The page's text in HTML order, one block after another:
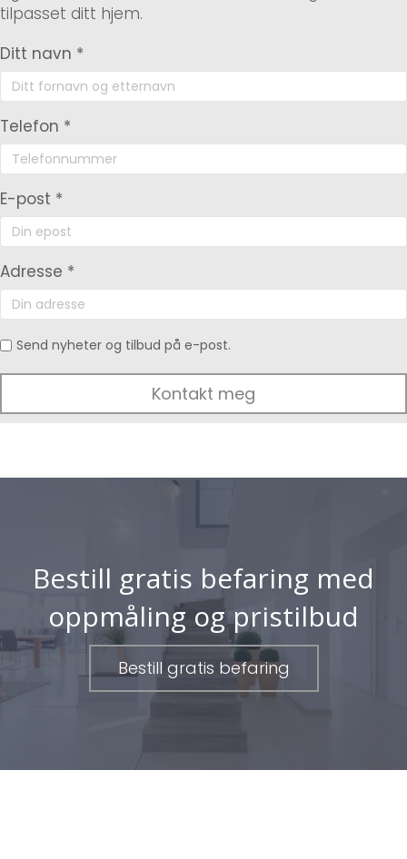
tilpasset ditt hjem.
Ditt navn *
Telefon *
E-post *
Adresse *
Send nyheter og tilbud på e-post.
Bestill gratis befaring med
oppmåling og pristilbud
Bestill gratis befaring